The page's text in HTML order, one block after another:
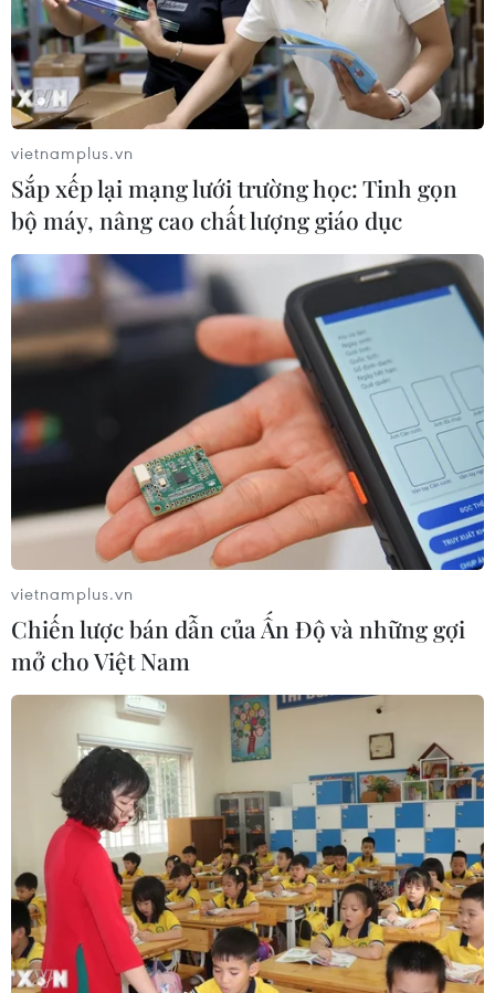
TIN CÙNG CHUYÊN MỤC
Giá vàng ngày 10/8: Bảng giá tại các
công ty vàng bạc đá quý
10/08/2026 02:06
vietnamplus.vn
Sắp xếp lại mạng lưới trường học: Tinh gọn
bộ máy, nâng cao chất lượng giáo dục
vietnamplus.vn
Chiến lược bán dẫn của Ấn Độ và những gợi
mở cho Việt Nam